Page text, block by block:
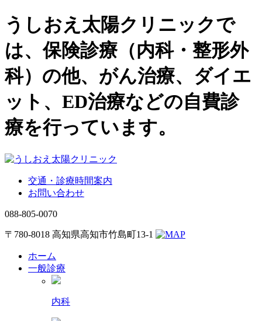
うしおえ太陽クリニックで
は、保険診療（内科・整形外
科）の他、がん治療、ダイエ
ット、ED治療などの自費診
療を行っています。
交通・診療時間案内
お問い合わせ
088-805-0070
〒780-8018 高知県高知市竹島町13-1
ホーム
一般診療
内科